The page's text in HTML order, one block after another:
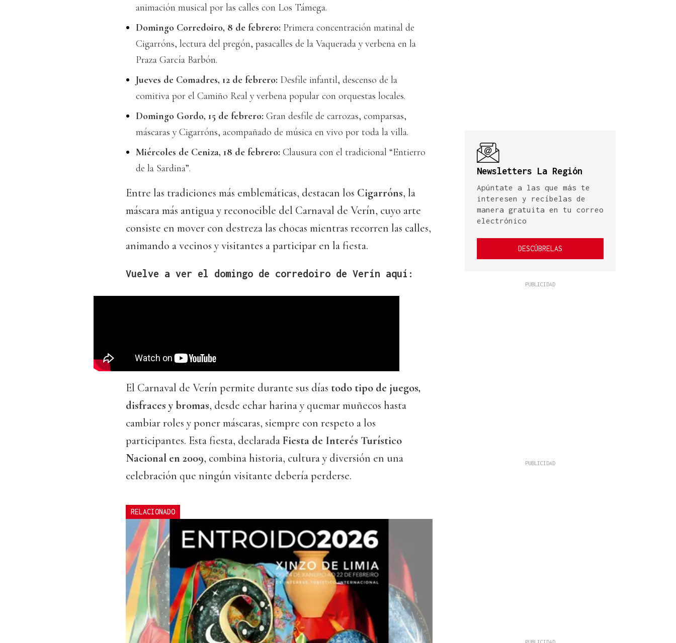
animación musical por las calles con Los Támega.
Domingo Corredoiro, 8 de febrero: Primera concentración matinal de
Cigarróns, lectura del pregón, pasacalles de la Vaquerada y verbena en la
Praza García Barbón.
Jueves de Comadres, 12 de febrero: Desfile infantil, descenso de la
comitiva por el Camiño Real y verbena popular con orquestas locales.
Domingo Gordo, 15 de febrero: Gran desfile de carrozas, comparsas,
máscaras y Cigarróns, acompañado de música en vivo por toda la villa.
Miércoles de Ceniza, 18 de febrero: Clausura con el tradicional “Entierro
de la Sardina”.
Entre las tradiciones más emblemáticas, destacan los Cigarróns, la
máscara más antigua y reconocible del Carnaval de Verín, cuyo arte
consiste en mover con destreza las chocas mientras recorren las calles,
animando a vecinos y visitantes a participar en la fiesta.
Vuelve a ver el domingo de corredoiro de Verín aquí:
El Carnaval de Verín permite durante sus días todo tipo de juegos,
disfraces y bromas, desde echar harina y quemar muñecos hasta
cambiar roles y poner máscaras, siempre con respeto a los
participantes. Esta fiesta, declaradaFiesta de Interés Turístico
Nacional en 2009, combina historia, cultura y diversión en una
celebración que ningún visitante debería perderse.
RELACIONADO
Newsletters La Región
Apúntate a las que más te
interesen y recíbelas de
manera gratuita en tu correo
electrónico
DESCÚBRELAS